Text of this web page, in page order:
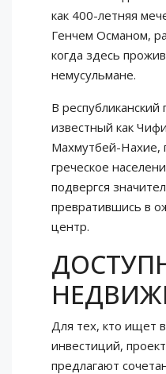
как 400-летняя
Генчем Османом,
когда здесь
немусульмане.
В
известный как
Махмутбей-Нахие,
греческое
подвергся
превратившись в
центр.
Для тех, кто ищет
инвестиций,
предлагают